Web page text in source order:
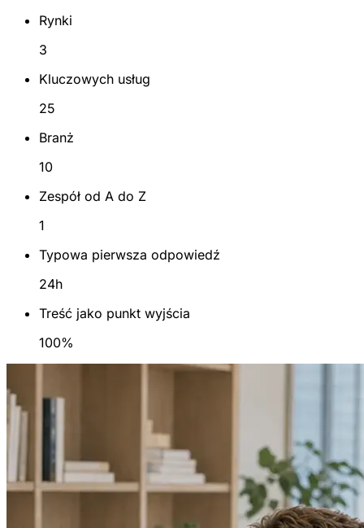
Rynki
3
Kluczowych usług
25
Branż
10
Zespół od A do Z
1
Typowa pierwsza odpowiedź
24h
Treść jako punkt wyjścia
100%